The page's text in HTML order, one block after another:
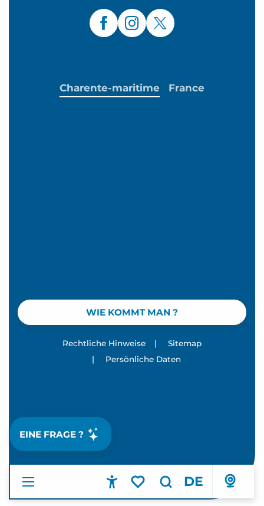
Accessibilité
Voir les favoris
Suche
DE
EINE FRAGE ?
WIE KOMMT MAN ?
Charente-maritime France
Rechtliche Hinweise |
Sitemap
|
Persönliche Daten